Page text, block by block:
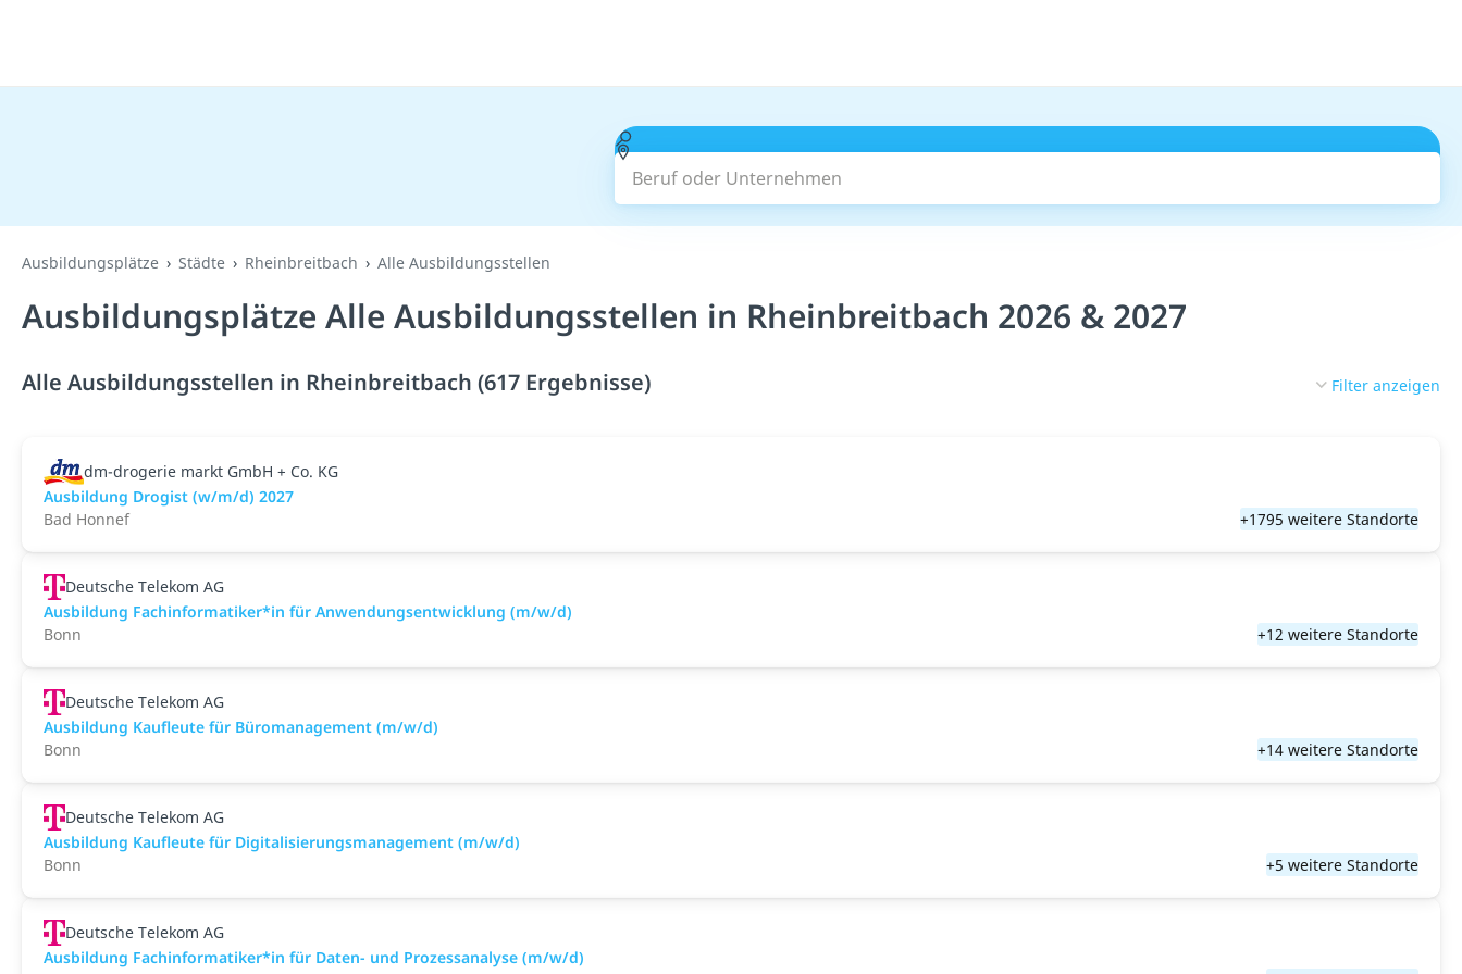
Beruf oder Unternehmen
Ausbildungsplätze Städte Rheinbreitbach Alle Ausbildungsstellen
Ausbildungsplätze Alle Ausbildungsstellen in Rheinbreitbach 2026 & 2027
Alle Ausbildungsstellen in Rheinbreitbach (617 Ergebnisse) Filter anzeigen
dm-drogerie markt GmbH + Co. KG
Ausbildung Drogist (w/m/d) 2027
Bad Honnef
+1795 weitere Standorte
Deutsche Telekom AG
Ausbildung Fachinformatiker*in für Anwendungsentwicklung (m/w/d)
Bonn
+12 weitere Standorte
Deutsche Telekom AG
Ausbildung Kaufleute für Büromanagement (m/w/d)
Bonn
+14 weitere Standorte
Deutsche Telekom AG
Ausbildung Kaufleute für Digitalisierungsmanagement (m/w/d)
Bonn
+5 weitere Standorte
Deutsche Telekom AG
Ausbildung Fachinformatiker*in für Daten- und Prozessanalyse (m/w/d)